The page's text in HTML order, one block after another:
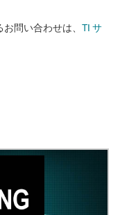
問い合わせは、 TI サ